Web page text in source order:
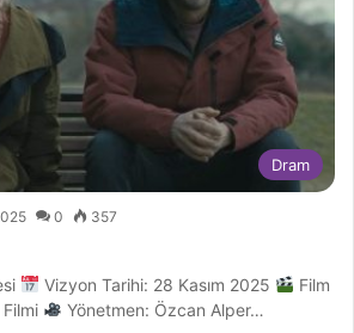
Dram
0 357
Vizyon Tarihi: 28 Kasım 2025
Film
Yönetmen: Özcan Alper…